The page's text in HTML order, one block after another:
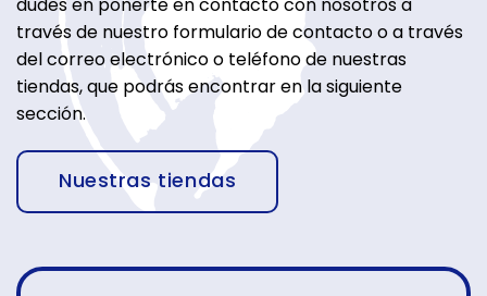
dudes en ponerte en contacto con nosotros a
través de nuestro formulario de contacto o a través
del correo electrónico o teléfono de nuestras
tiendas, que podrás encontrar en la siguiente
sección.
Nuestras tiendas